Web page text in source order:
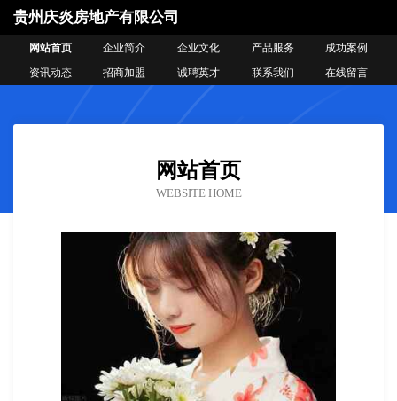
贵州庆炎房地产有限公司
网站首页 企业简介 企业文化 产品服务
成功案例
资讯动态
招商加盟 诚聘英才 联系我们 在线留言
网站首页
WEBSITE HOME